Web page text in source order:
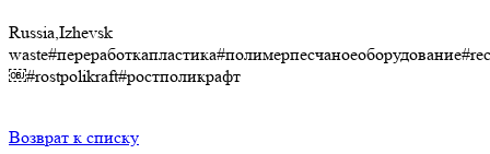
Russia,Izhevsk
￼#rostpolikraft#ростполикрафт
Возврат к списку